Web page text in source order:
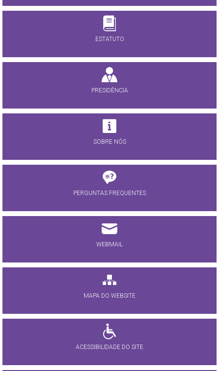
ESTATUTO
PRESIDÊNCIA
SOBRE NÓS
PERGUNTAS FREQUENTES
WEBMAIL
MAPA DO WEBSITE
ACESSIBILIDADE DO SITE